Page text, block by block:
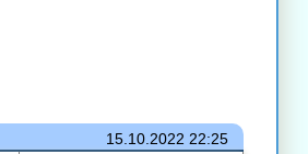
15.10.2022 22:25